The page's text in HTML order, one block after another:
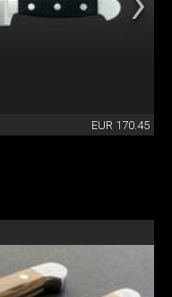
EUR 170.45